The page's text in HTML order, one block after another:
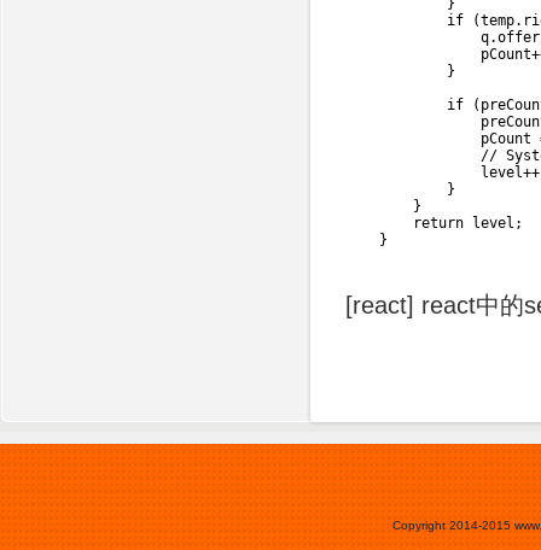
}
if
(temp.
                q
.offer
                pCount
}
if
(
                pCount
//
                level
++
}
}
return level ;
}
[react] react中的
Copyright 2014-2015